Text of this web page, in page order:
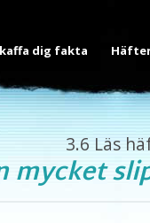
dig fakta
3.6 Läs
mycket